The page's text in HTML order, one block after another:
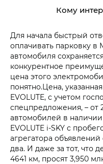
Кому
Для начала быстрый
оплачивать парковку в
автомобиля
конкурентное
цена этого
понятно.Цена,
EVOLUTE, с учетом
спецпредложения, – от
автомобилей в наличии
EVOLUTE i‑SKY с
агрегатора
два. И даже за тот, что
4641 км, просят 3,950